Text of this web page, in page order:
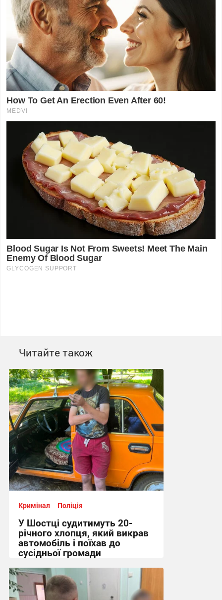
Читайте також
Кримінал Поліція
У Шостці судитимуть 20-
річного хлопця, який викрав
автомобіль і поїхав до
сусідньої громади
12:46 вчора